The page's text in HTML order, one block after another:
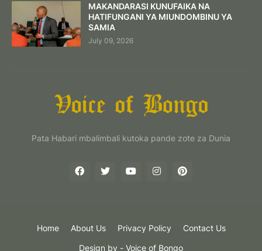
MAKANDARASI KUNUFAIKA NA
HATIFUNGANI YA MIUNDOMBINU YA
SAMIA
July 09, 2026
Pata Habari mbalimbali kutoka pande zote za Dunia
Design by - Voice of Bongo
Home About Us Privacy Policy Contact Us